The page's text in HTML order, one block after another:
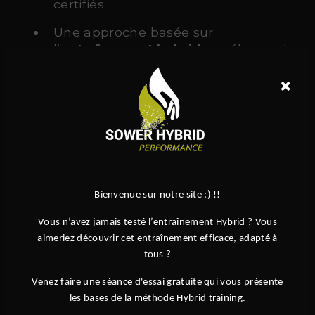
×
Bienvenue sur notre site :) !!
Vous n’avez jamais testé l’entraînement Hybrid ? Vous
aimeriez découvrir cet entraînement efficace, adapté à
tous ?
Venez faire une séance d'essai gratuite qui vous présente
les bases de la méthode Hybrid training.
certifiés
Une approche basée sur
l’ entraînement hybride
, mélange de
force, cardio et mobilité
Des équipements de haute qualité
Une ambiance conviviale et
motivante
confirmés
Des spécialités reconnues comme le
Hyrox, ou encore lehybrid